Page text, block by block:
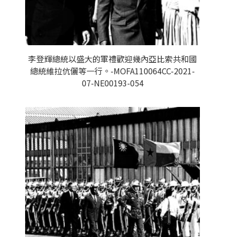
李登輝總統以盛大的軍禮歡迎幾內亞比索共和國
總統維拉伉儷等一行。-MOFA110064CC-2021-
07-NE00193-054